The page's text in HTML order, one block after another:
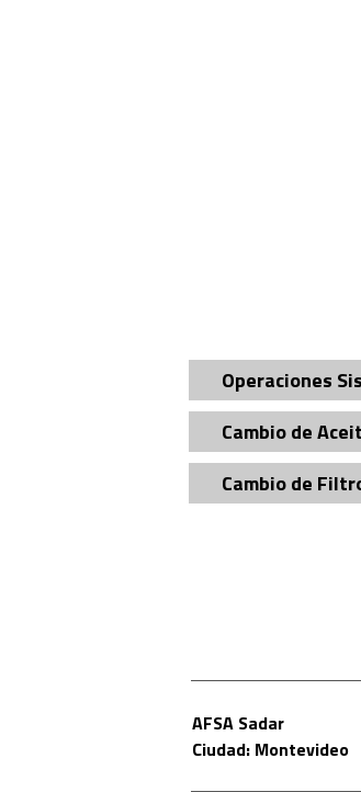
Operaciones
Cambio de
Cambio de
AFSA Sadar
Ciudad: Montevideo